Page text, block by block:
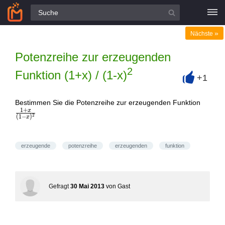
Alle Fragen
Potenzreihe zur erzeugenden
Funktion (1+x) / (1-x)2
Nächste »
+1
Bestimmen Sie die Potenzreihe zur erzeugenden Funktion
(1−x)2
1+x
erzeugende potenzreihe erzeugenden funktion
Gefragt 30 Mai 2013 von Gast